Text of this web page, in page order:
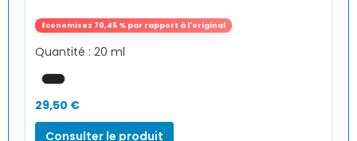
Économisez 70,45 % par rapport à l'original
Quantité : 20 ml
29,50 €
Consulter le produit